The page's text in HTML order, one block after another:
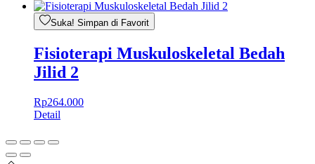
Suka! Simpan di Favorit
Fisioterapi Muskuloskeletal Bedah
Jilid 2
Rp264.000
Detail